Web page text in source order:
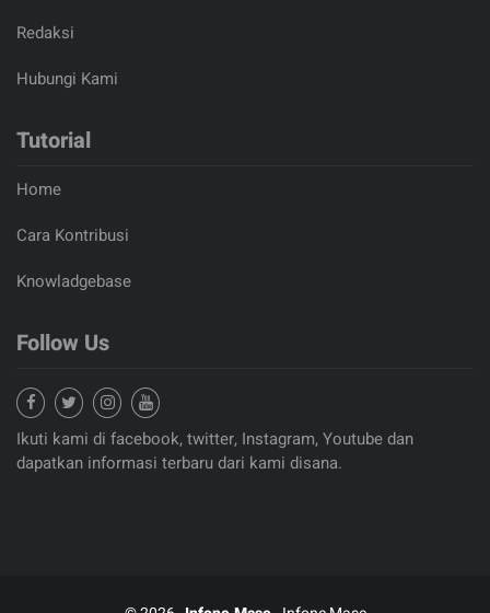
Redaksi
Hubungi Kami
Tutorial
Home
Cara Kontribusi
Knowladgebase
Follow Us
Ikuti kami di facebook, twitter, Instagram, Youtube dan
dapatkan informasi terbaru dari kami disana.